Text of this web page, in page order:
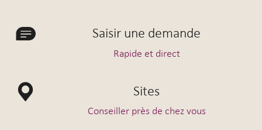
Saisir une demande
Rapide et direct
Sites
Conseiller près de chez vous